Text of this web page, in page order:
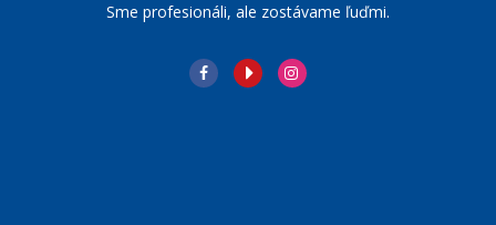
Sme profesionáli, ale zostávame ľuďmi.